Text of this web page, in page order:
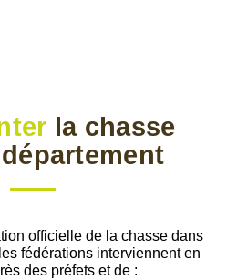
la chasse
officielle de la chasse dans
fédérations interviennent en
des préfets et de :